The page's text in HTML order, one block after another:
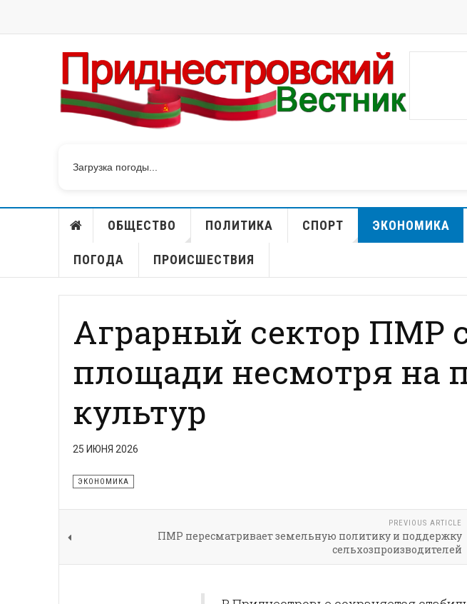
БУДУЩИХ ОФИЦЕРОВ ЖДУТ В ВОЕННОМ
ИНСТИТУТЕ ПМР
Загрузка погоды...
ОБЩЕСТВО ПОЛИТИКА СПОРТ ЭКОНОМИКА
ПОГОДА ПРОИСШЕСТВИЯ
Аграрный сектор ПМР
площади несмотря на
культур
25 ИЮНЯ 2026
ЭКОНОМИКА
PREVIOUS ARTICLE
ПМР пересматривает земельную политику и поддержку
сельхозпроизводителей